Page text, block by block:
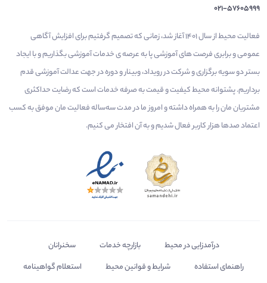
021-57605999
فعالیت محیط از سال 1401 آغاز شد، زمانی که تصمیم گرفتیم برای افزایش آگاهی
عمومی و برابری فرصت های آموزشی پا به عرصه ی خدمات آموزشی بگذاریم و با ایجاد
بستر دو سویه برگزاری و شرکت در رویداد، وبینار و دوره در جهت عدالت آموزشی قدم
برداریم. پشتوانه محیط کیفیت و قیمت به صرفه خدمات است که رضایت حداکثری
مشتریان مان را به همراه داشته و امروز ما در مدت سه‌ساله فعالیت مان موفق به کسب
اعتماد صدها هزار کاربر فعال شدیم و به آن افتخار می‌ کنیم.
درآمدزایی در محیط بازارچه خدمات
سخنرانان
راهنمای استفاده
شرایط و قوانین محیط
استعلام گواهینامه